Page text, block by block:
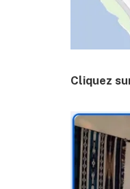
Cliquez